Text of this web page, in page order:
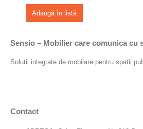
Adaugă în listă
Sensio – Mobilier care comunica cu
Soluții integrate de mobilare pentru spatii
Contact